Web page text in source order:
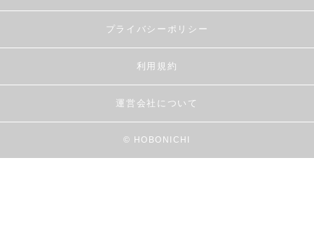
プライバシーポリシー
利用規約
運営会社について
© HOBONICHI